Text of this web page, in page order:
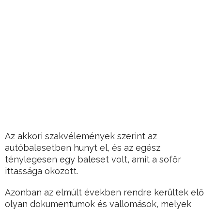
Az akkori szakvélemények szerint az
autóbalesetben hunyt el, és az egész
ténylegesen egy baleset volt, amit a sofőr
ittassága okozott.
Azonban az elmúlt években rendre kerültek elő
olyan dokumentumok és vallomások, melyek